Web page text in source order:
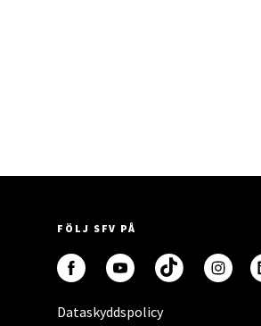
FÖLJ SFV PÅ
Dataskyddspolicy